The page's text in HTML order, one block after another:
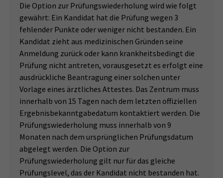
Die Option zur Prüfungswiederholung wird wie folgt
gewährt: Ein Kandidat hat die Prüfung wegen 3
fehlender Punkte oder weniger nicht bestanden. Ein
Kandidat zieht aus medizinischen Gründen seine
Anmeldung zurück oder kann krankheitsbedingt die
Prüfung nicht antreten, vorausgesetzt es erfolgt eine
ausdrückliche Beantragung einer solchen unter
Vorlage eines ärztliches Attestes. Das Zentrum muss
innerhalb von 15 Tagen nach dem letzten offiziellen
Ergebnisbekanntgabedatum kontaktiert werden. Die
Prüfungswiederholung muss innerhalb von 9
Monaten nach dem ursprünglichen Prüfungsdatum
abgelegt werden. Die Option zur
Prüfungswiederholung gilt nur für das gleiche
Prüfungslevel, das der Kandidat nicht bestanden hat.